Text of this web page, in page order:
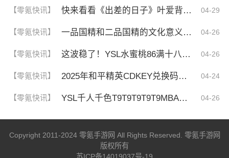
【零氪快讯】 快来看看《出差的日子》叶爱背后的深刻故事！竟然让人泪崩的原因 04-29
【零氪快讯】 一品国精和二品国精的文化意义！为何他们如此独特？你绝对不知道的深层背景 04-26
【零氪快讯】 这波稳了！YSL水蜜桃86满十八和88区别，背后暗藏的秘密你知道吗？ 04-26
【零氪快讯】 2025年和平精英CDKEY兑换码领取方法及使用技巧 04-24
【零氪快讯】 YSL千人千色T9T9T9T9T9MBA！揭秘背后的设计秘密，难怪网友都在疯传！ 04-26
Copyright 2011-2024 零氪手游网 All Rights Reserved. 零氪手游网
版权所有